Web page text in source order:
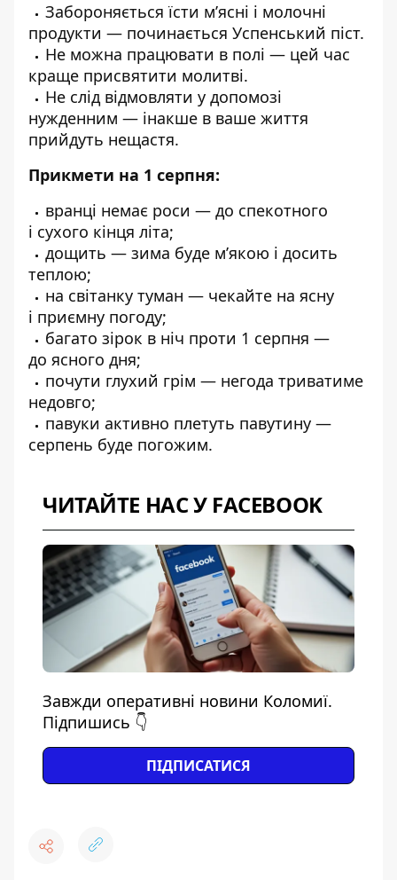
Забороняється їсти м’ясні і молочні
продукти — починається Успенський піст.
Не можна працювати в полі — цей час
краще присвятити молитві.
Не слід відмовляти у допомозі
нужденним — інакше в ваше життя
прийдуть нещастя.
Прикмети на 1 серпня:
вранці немає роси — до спекотного
і сухого кінця літа;
дощить — зима буде м’якою і досить
теплою;
на світанку туман — чекайте на ясну
і приємну погоду;
багато зірок в ніч проти 1 серпня —
до ясного дня;
почути глухий грім — негода триватиме
недовго;
павуки активно плетуть павутину —
серпень буде погожим.
ЧИТАЙТЕ НАС У FACEBOOK
Завжди оперативні новини Коломиї.
Підпишись 👇
ПІДПИСАТИСЯ